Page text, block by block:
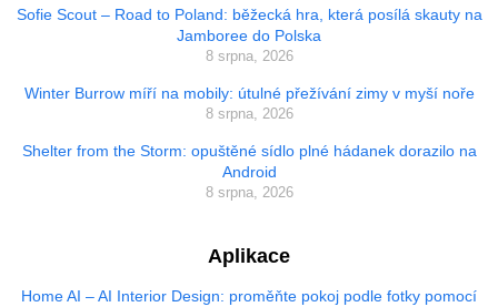
Sofie Scout – Road to Poland: běžecká hra, která posílá skauty na
Jamboree do Polska
8 srpna, 2026
Winter Burrow míří na mobily: útulné přežívání zimy v myší noře
8 srpna, 2026
Shelter from the Storm: opuštěné sídlo plné hádanek dorazilo na
Android
8 srpna, 2026
Aplikace
Home AI – AI Interior Design: proměňte pokoj podle fotky pomocí